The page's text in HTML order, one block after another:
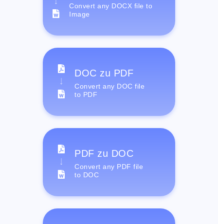
Convert any DOCX file to
Image
DOC zu PDF
Convert any DOC file
to PDF
PDF zu DOC
Convert any PDF file
to DOC